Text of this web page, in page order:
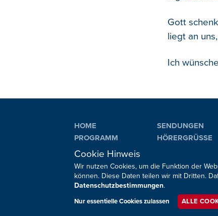
Gott
liegt an
Ich
HOME
PROGRAMM
PLAYLIST
SENDUNGEN
HÖRERGRÜSSE
Sie haben noch Fragen oder Anmerkungen?
Barrierefreiheit
Cookie Hinweis
Wir nutzen Cookies, um die Funktion der
können. Diese Daten teilen wir mit Dritten.
Datenschutzbestimmungen.
Nur essentielle Cookies zulassen ALLE